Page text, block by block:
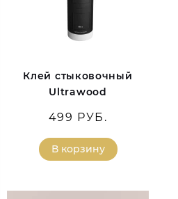
Клей стыковочный
Ultrawood
499 РУБ.
В корзину